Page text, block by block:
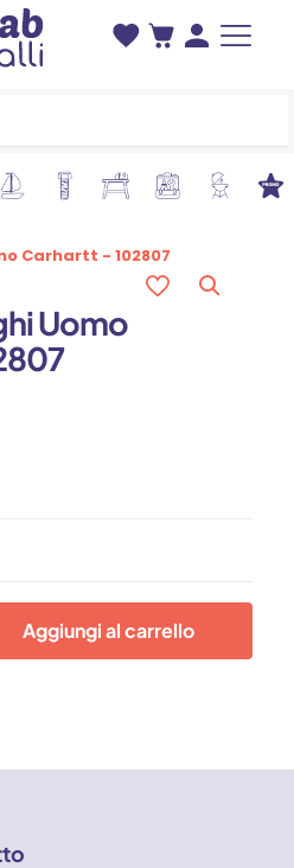
Uomo
Aggiungi al carrello